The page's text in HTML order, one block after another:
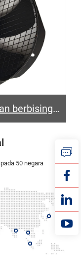
berbising
udara di
50 negara